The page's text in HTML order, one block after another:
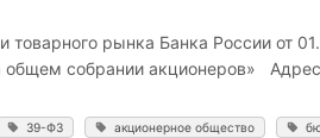
товарного рынка Банка России от
общем собрании акционеров»
39-ФЗ акционерное общество